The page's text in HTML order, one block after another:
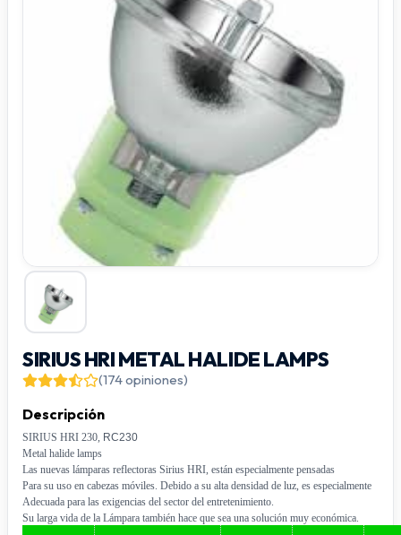
SIRIUS HRI METAL HALIDE LAMPS
(174 opiniones)
Descripción
SIRIUS HRI 230, RC230
Metal halide lamps
Las nuevas lámparas reflectoras Sirius HRI, están especialmente pensadas
Para su uso en cabezas móviles. Debido a su alta densidad de luz, es especialmente
Adecuada para las exigencias del sector del entretenimiento.
Su larga vida de la Lámpara también hace que sea una solución muy económica.